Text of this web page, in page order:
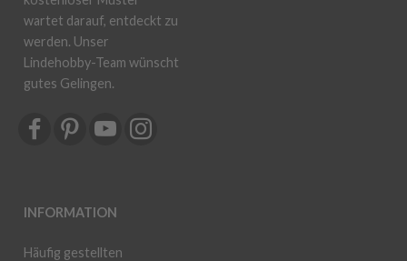
wartet darauf, entdeckt zu
werden. Unser
Lindehobby-Team wünscht
gutes Gelingen.
INFORMATION
Häufig gestellten